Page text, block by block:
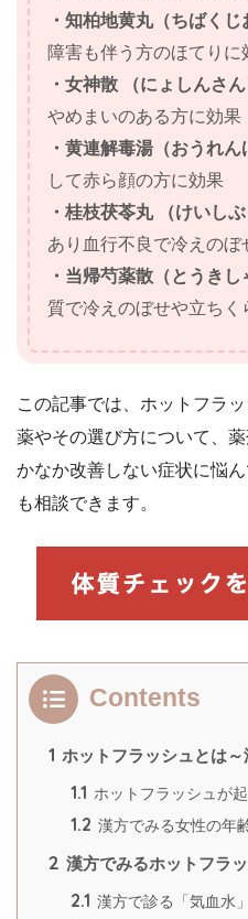
・知柏地黄丸（ちばくじ
障害も伴う方のほてりに
・女神散 （にょしんさん
やめまいのある方に効果
・黄連解毒湯（おうれん
して赤ら顔の方に効果
・桂枝茯苓丸 （けいし
あり血行不良で冷えの
・当帰芍薬散（とうきし
質で冷えのぼせや立ち
この記事では、ホットフラ
薬やその選び方について、
かなか改善しない症状に悩
も相談できます。
Contents
1 ホットフラッシュとは
1.1 ホットフラッシュが
1.2 漢方でみる女性の年
2 漢方でみるホットフラ
2.1 漢方で診る「気血水」